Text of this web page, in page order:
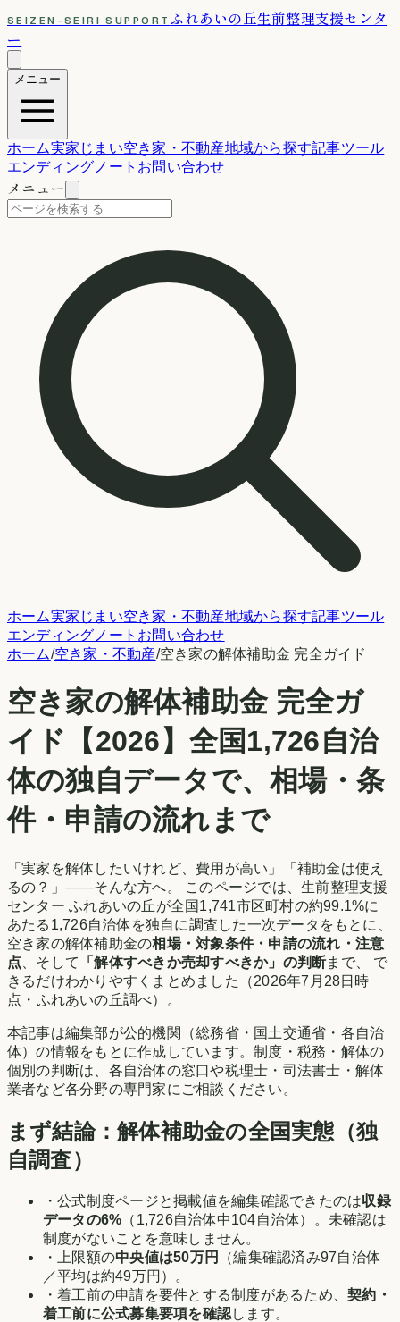
SEIZEN-SEIRI SUPPORT ふれあいの丘生前整理支援センタ
ー
メニュー
ホーム実家じまい空き家・不動産地域から探す記事ツール
エンディングノート お問い合わせ
メニュー
ホーム実家じまい空き家・不動産地域から探す記事ツール
エンディングノート お問い合わせ
ホーム/空き家・不動産/空き家の解体補助金 完全ガイド
空き家の解体補助金 完全ガ
イド【2026】 全国1,726自治
体の独自データで、相場・条
件・申請の流れまで
「実家を解体したいけれど、費用が高い」「補助金は使え
るの？」——そんな方へ。 このページでは、生前整理支援
センター ふれあいの丘 が全国 1,741市区町村の約99.1%に
あたる 1,726自治体を独自に調査した一次データをもとに、
空き家の解体補助金の相場・対象条件・申請の流れ・注意
点 、そして 「解体すべきか売却すべきか」の判断まで、 で
きるだけわかりやすくまとめました（2026年7月28日時
点 ・ ふれあいの丘調べ）。
本記事は編集部が公的機関（総務省・国土交通省・各自治
体）の情報をもとに作成しています。制度・税務・解体の
個別の判断は、各自治体の窓口や税理士・司法書士・解体
業者など各分野の専門家にご相談ください。
まず結論：解体補助金の全国実態（独
自調査）
・公式制度ページと掲載値を編集確認できたのは収録
データの6% （ 1,726自治体中104自治体）。未確認は
制度がないことを意味しません。
・上限額の中央値は50万円 （編集確認済み97自治体
／平均は約49万円 ）。
・着工前の申請を要件とする制度があるため、契約・
着工前に公式募集要項を確認します。